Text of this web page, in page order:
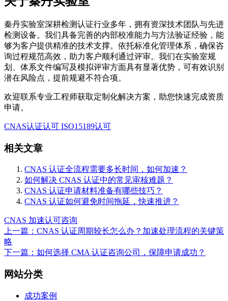
秦丹实验室深耕检测认证行业多年，拥有资深技术团队与先进
检测设备。我们具备完善的内部校准能力与方法验证经验，能
够为客户提供精准的技术支撑。依托标准化管理体系，确保咨
询过程规范高效，助力客户顺利通过评审。我们在实验室规
划、体系文件编写及模拟评审方面具有显著优势，可有效识别
潜在风险点，提前规避不符合项。
欢迎联系专业工程师获取定制化解决方案，助您快速完成资质
申请。
CNAS认证认可 ISO15189认可
相关文章
CNAS 认证全流程需要多长时间，如何加速？
如何解决 CNAS 认证中的常见审核难题？
CNAS 认证申请材料准备有哪些技巧？
CNAS 认证如何避免时间拖延，快速推进？
CNAS 加速认可咨询
上一篇：CNAS 认证周期较长怎么办？加速处理流程的关键策
略
下一篇：如何选择 CMA 认证咨询公司，保障申请成功？
网站分类
成功案例